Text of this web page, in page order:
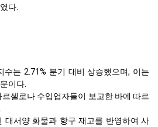
다.
수는 2.71% 분기 대비 상승했으며, 이는
이다.
셀로나 수입업자들이 보고한 바에 따르
대서양 화물과 항구 재고를 반영하여 사